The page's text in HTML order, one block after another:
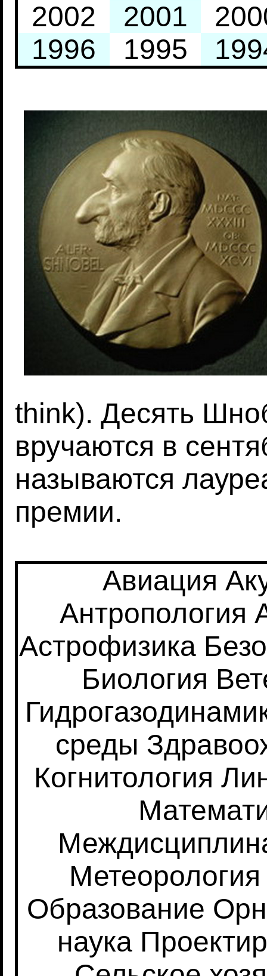
2002
2001
1996
1995
think). Десять
вручаются в
называются
премии.
Авиация
Антропология
Астрофизика
Биология
среды
Когнитология
Метеорология
Образование
наука